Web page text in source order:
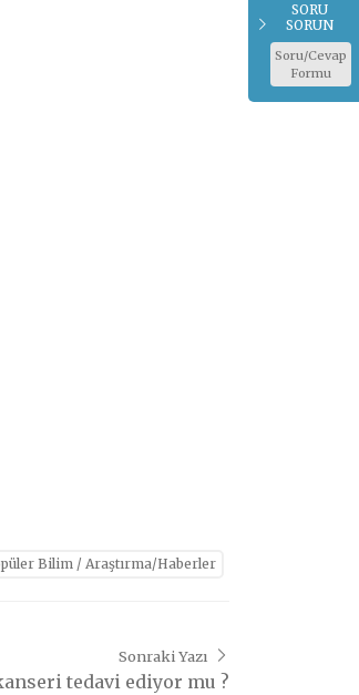
Bilim / Araştırma/Haberler
Sonraki Yazı
tedavi ediyor mu ?
SORU
SORUN
Soru/Cevap
Formu